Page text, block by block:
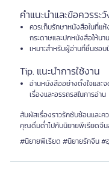
คำแนะนำและข้อควรระ
ควรเก็บรักษาหนังสือในที่แ
กระดาษและปกหนังสือให้นา
เหมาะสำหรับผู้อ่านที่ชื่นชอ
Tip. แนะนำการใช้งาน
อ่านหนังสืออย่างตั้งใจและจ
เรื่องและอรรถรสในการอ่าน
สัมผัสเรื่องราวรักซับซ้อนและค
คุณดื่มด่ำไปกับนิยายพีเรียดจี
#นิยายพีเรียด #นิยายรักจีน #